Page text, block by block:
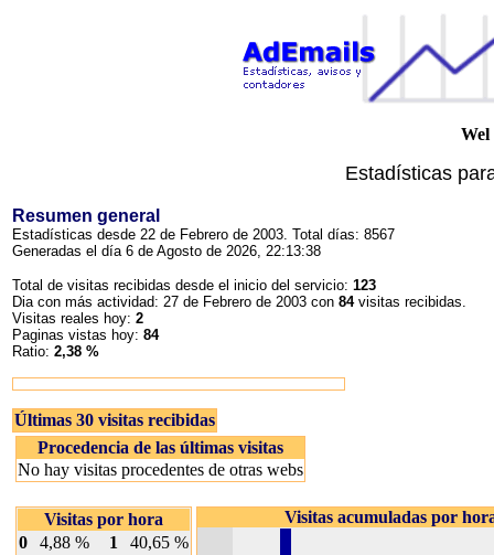
Estadísticas
Resumen general
Estadísticas desde 22 de Febrero de 2003. Total días: 8567
Generadas el día 6 de Agosto de 2026, 22:13:38
Total de visitas recibidas desde el inicio del servicio: 123
Dia con más actividad: 27 de Febrero de 2003 con 84visitas recibidas.
Visitas reales hoy: 2
Paginas vistas hoy: 84
Ratio: 2,38 %
Últimas 30 visitas recibidas
Procedencia de las últimas visitas
No hay visitas procedentes de otras webs
Visitas por hora
0
4,88 % 1
40,65 %
Visitas acumuladas por